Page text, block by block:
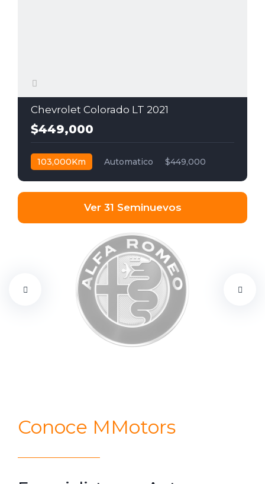
Chevrolet Colorado LT 2021
$449,000
103,000Km Automatico $449,000
Ver 31 Seminuevos
Conoce MMotors